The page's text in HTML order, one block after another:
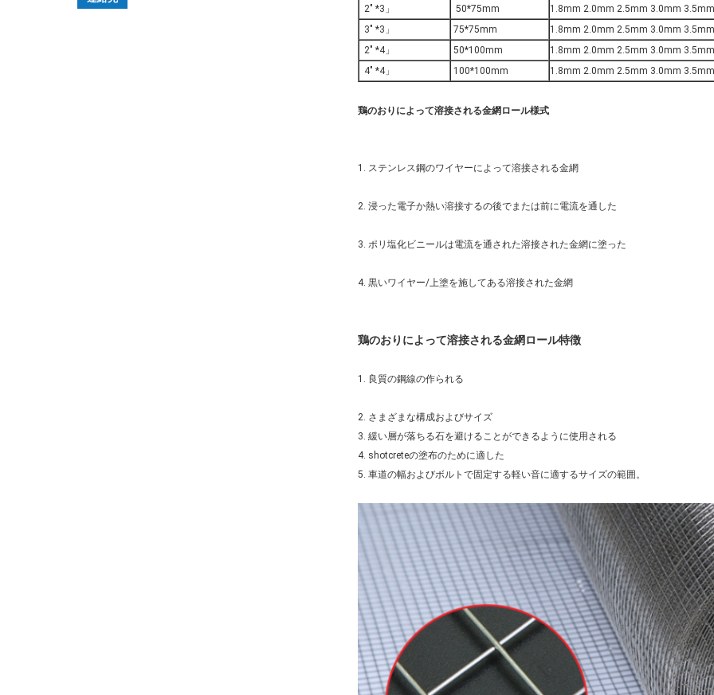
2" *3」
50*75mm
1.8mm 2.0mm 2.5mm 3.0mm 3.5mm
3" *3」
75*75mm
1.8mm 2.0mm 2.5mm 3.0mm 3.5mm
2" *4」
50*100mm
1.8mm 2.0mm 2.5mm 3.0mm 3.5mm
4" *4」
100*100mm 1.8mm 2.0mm 2.5mm 3.0mm 3.5mm
鶏のおりによって溶接される金網ロール様式
1. ステンレス鋼のワイヤーによって溶接される金網
2. 浸った電子か熱い溶接するの後でまたは前に電流を通した
3. ポリ塩化ビニールは電流を通された溶接された金網に塗った
4. 黒いワイヤー/上塗を施してある溶接された金網
鶏のおりによって溶接される金網ロール特徴
1. 良質の鋼線の作られる
2. さまざまな構成およびサイズ
3. 緩い層が落ちる石を避けることができるように使用される
4. shotcreteの塗布のために適した
5. 車道の幅およびボルトで固定する軽い音に適するサイズの範囲。